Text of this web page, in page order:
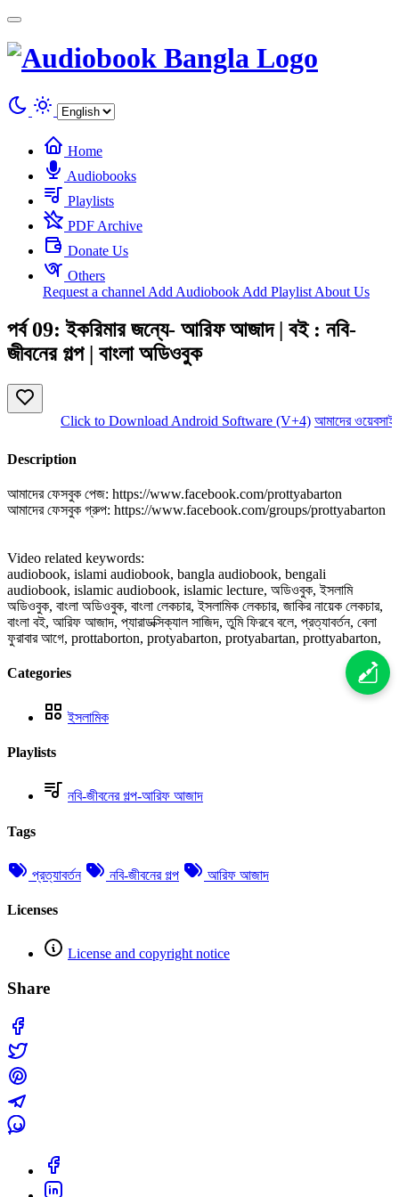
Home
Audiobooks
Playlists
PDF Archive
Donate Us
Others
Request a channel Add Audiobook Add Playlist About Us
পর্ব 09: ইকরিমার জন্যে- আরিফ আজাদ | বই : নবি-
জীবনের গল্প | বাংলা অডিওবুক
Click to Download Android Software (V+4) আমাদের
Description
আমাদের ফেসবুক পেজ: https://www.facebook.com/prottyabarton
আমাদের ফেসবুক গ্রুপ: https://www.facebook.com/groups/prottyabarton
Video related keywords:
audiobook, islami audiobook, bangla audiobook, bengali
audiobook, islamic audiobook, islamic lecture, অডিওবুক, ইসলামি
অডিওবুক, বাংলা অডিওবুক, বাংলা লেকচার, ইসলামিক লেকচার, জাকির নায়েক লেকচার,
বাংলা বই, আরিফ আজাদ, প্যারাডক্সিক্যাল সাজিদ, তুমি ফিরবে বলে, প্রত্যাবর্তন, বেলা
ফুরাবার আগে, prottaborton, protyabarton, protyabartan, prottyabarton,
Categories
ইসলামিক
Playlists
নবি-জীবনের গল্প-আরিফ আজাদ
Tags
প্রত্যাবর্তন নবি-জীবনের গল্প আরিফ আজাদ
Licenses
License and copyright notice
Share